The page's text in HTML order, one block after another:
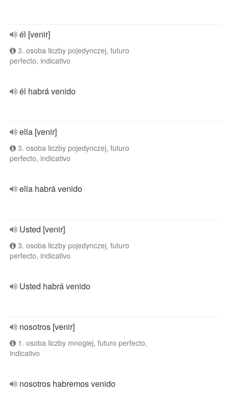
él [venir]
3. osoba liczby pojedynczej, futuro
perfecto, indicativo
él habrá venido
ella [venir]
3. osoba liczby pojedynczej, futuro
perfecto, indicativo
ella habrá venido
Usted [venir]
3. osoba liczby pojedynczej, futuro
perfecto, indicativo
Usted habrá venido
nosotros [venir]
1. osoba liczby mnogiej, futuro perfecto,
indicativo
nosotros habremos venido